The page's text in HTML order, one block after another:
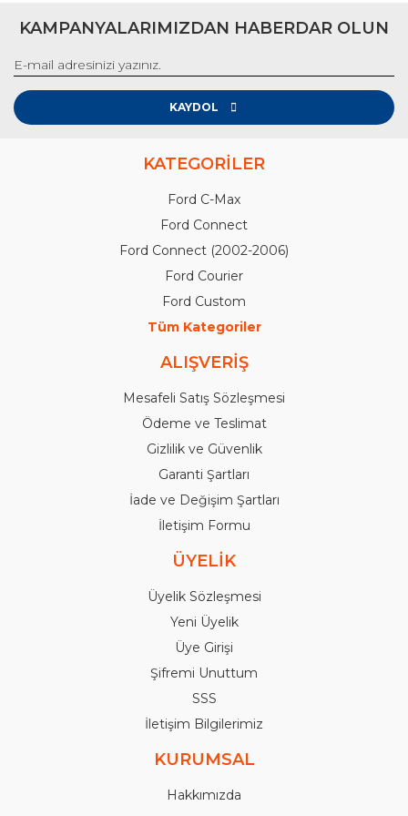
KAMPANYALARIMIZDAN HABERDAR OLUN
KAYDOL
KATEGORİLER
Ford C-Max
Ford Connect
Ford Connect (2002-2006)
Ford Courier
Ford Custom
Tüm Kategoriler
ALIŞVERİŞ
Mesafeli Satış Sözleşmesi
Ödeme ve Teslimat
Gizlilik ve Güvenlik
Garanti Şartları
İade ve Değişim Şartları
İletişim Formu
ÜYELİK
Üyelik Sözleşmesi
Yeni Üyelik
Üye Girişi
Şifremi Unuttum
SSS
İletişim Bilgilerimiz
KURUMSAL
Hakkımızda